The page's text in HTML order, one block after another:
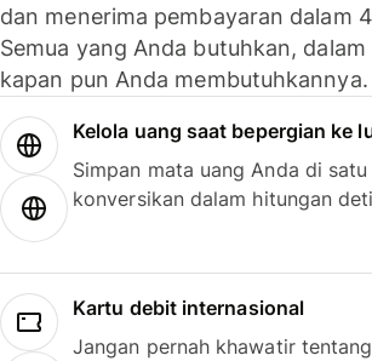
dan menerima pembayaran dalam
Semua yang Anda butuhkan,
kapan pun Anda membutuhkannya.
Kelola uang saat bepergian ke
Simpan mata uang Anda di
konversikan dalam hitungan
Kartu debit internasional
Jangan pernah khawatir